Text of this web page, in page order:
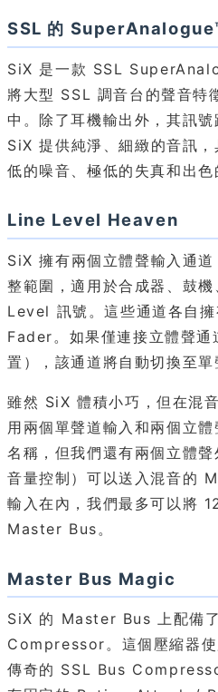
SSL 的
SiX 是一款 SSL
將大型 SSL 調音台的聲音特
中。除了耳機輸出外，其訊號
SiX 提供純淨、細緻的音訊
低的噪音、極低的失真和出色
Line Level Heaven
SiX 擁有兩個立體聲輸入通
整範圍，適用於合成器、鼓
Level 訊號。這些通道各自
Fader。如果僅連接立體聲通
置），該通道將自動切換至單
雖然 SiX 體積小巧，但在混
用兩個單聲道輸入和兩個立
名稱，但我們還有兩個立體
音量控制）可以送入混音的
輸入在內，我們最多可以將
Master Bus。
Master Bus Magic
SiX 的 Master Bus 上配備
Compressor。這個壓縮器使
傳奇的 SSL Bus